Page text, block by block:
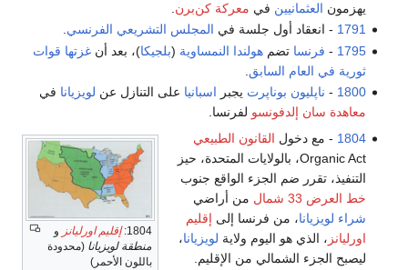
يهزمون العثمانيين في معركة كن‌برن
1791 - انعقاد أول جلسة في المجلس التشريعي الفرنسي.
1795
- فرنسا تضمهولندا النمساوية (بلجيكا)، بعد أنغزتها قوات
ثورية في العام السابق
1800
- ناپليون بوناپرت يجبر اسبانيا على التنازل عن لويزيانا في
معاهدة سان إلدفونسو لفرنسا.
1804: إقليم اورليانز و
منطقة لويزيانا (محدودة
باللون الأحمر)
1804 - مع دخول القانون الطبيعي
Organic Act، بالولايات المتحدة، حيز
التنفيذ، تقرر ضم الجزء الواقع جنوب
خط العرض 33 شمال
من أراضي
شراء لويزيانا، من فرنسا إلى إقليم
اورليانز ، الذي هو اليوم ولاية لويزيانا،
ليصبح الجزء الشمالي من الإقليم.